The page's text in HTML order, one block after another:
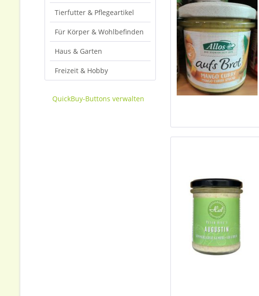
Tierfutter & Pflegeartikel
Für Körper & Wohlbefinden
Haus & Garten
Freizeit & Hobby
QuickBuy-Buttons verwalten